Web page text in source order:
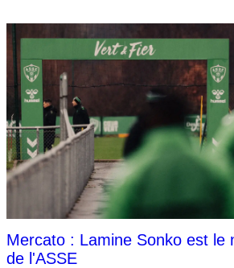
Mercato : Lamine Sonko est le
de l'ASSE